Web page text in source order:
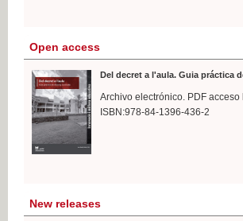
Open access
Del decret a l'aula. Guia práctica
Archivo electrónico. PDF acceso
ISBN:978-84-1396-436-2
New releases